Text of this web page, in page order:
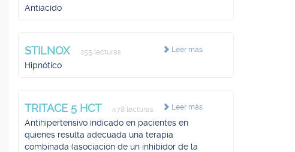
Antiácido
Leer más
STILNOX 255 lecturas
Hipnótico
Leer más
TRITACE 5 HCT 478 lecturas
Antihipertensivo indicado en pacientes en
quienes resulta adecuada una terapia
combinada (asociación de un inhibidor de la